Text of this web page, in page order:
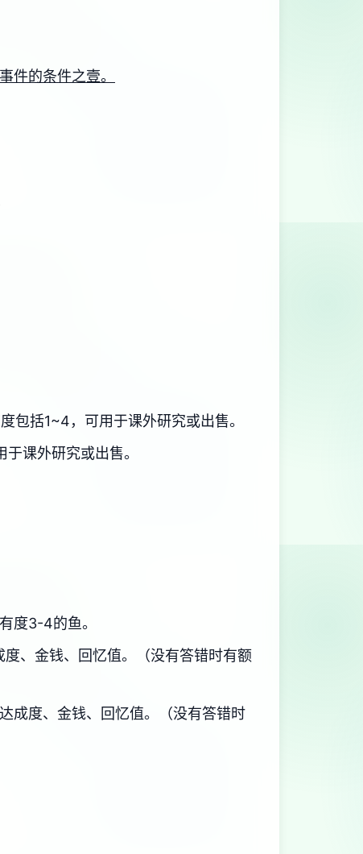
件的条件之壹。
包括1~4，可用于课外研究或出售。
课外研究或出售。
度3-4的鱼。
、金钱、回忆值。（没有答错时有额
成度、金钱、回忆值。（没有答错时